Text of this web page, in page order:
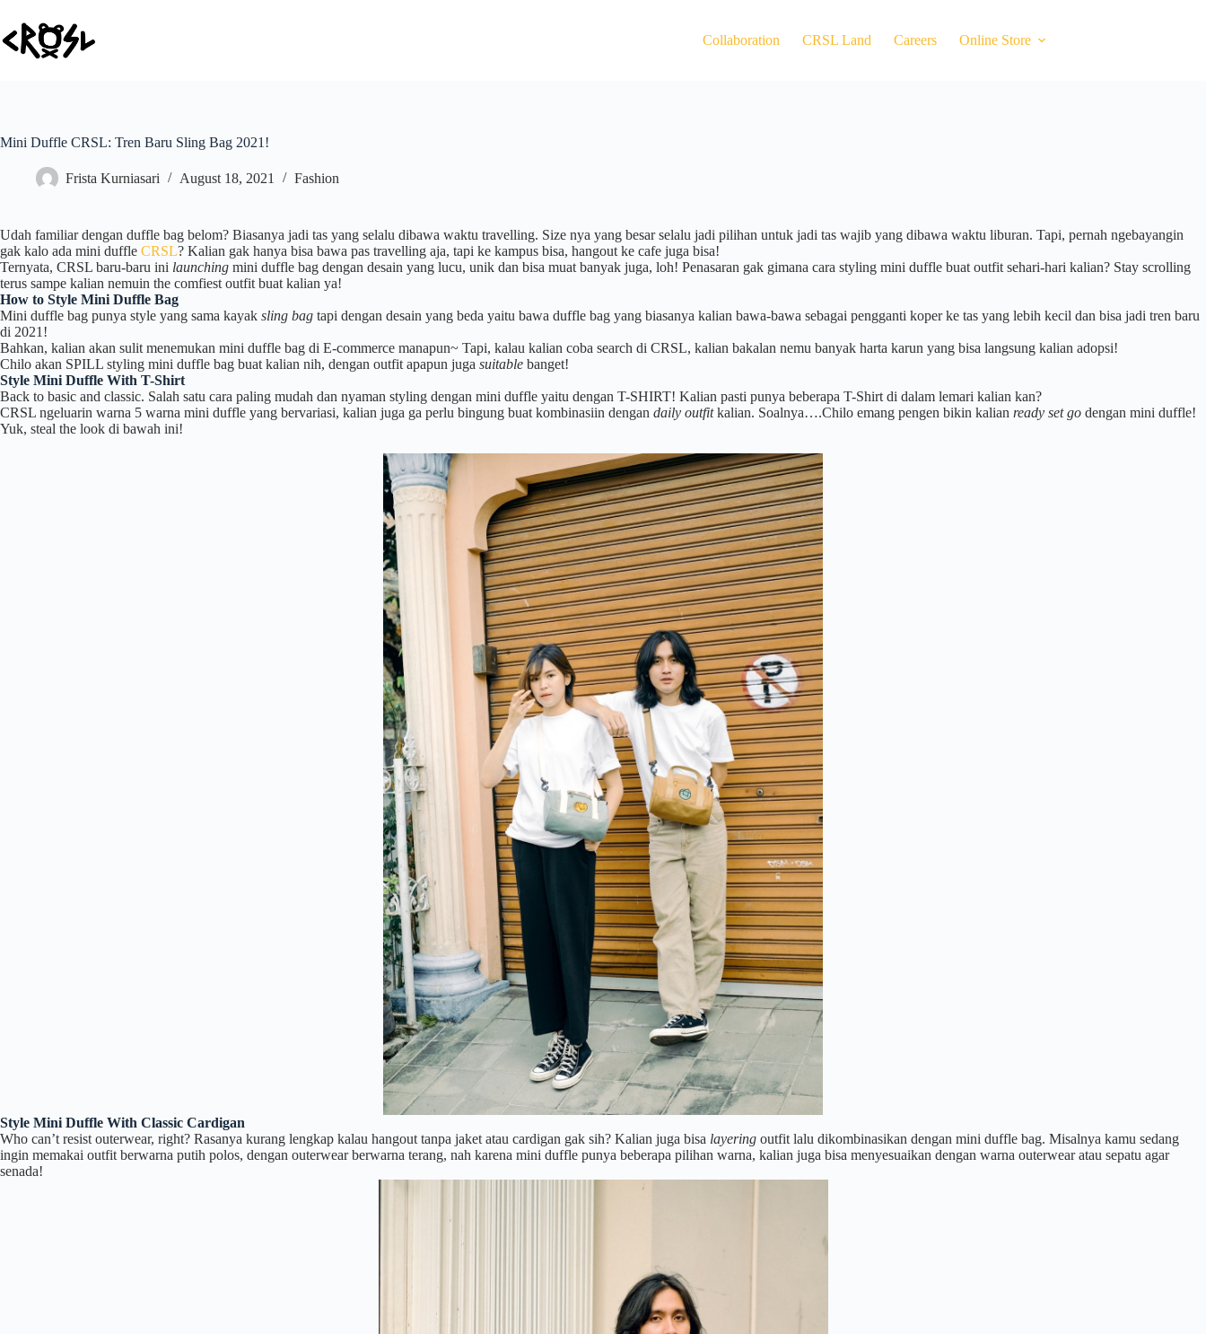
content
Collaboration CRSL Land Careers Online Store
Mini Duffle CRSL: Tren Baru Sling Bag 2021!
Frista Kurniasari August 18, 2021 Fashion
Udah familiar dengan duffle bag belom? Biasanya jadi tas yang selalu dibawa waktu travelling. Size nya yang besar selalu jadi pilihan untuk jadi tas wajib yang dibawa waktu liburan. Tapi, pernah ngebayangin
gak kalo ada mini duffle CRSL? Kalian gak hanya bisa bawa pas travelling aja, tapi ke kampus bisa, hangout ke cafe juga bisa!
Ternyata, CRSL baru-baru ini launching mini duffle bag dengan desain yang lucu, unik dan bisa muat banyak juga, loh! Penasaran gak gimana cara styling mini duffle buat outfit sehari-hari kalian? Stay scrolling
terus sampe kalian nemuin the comfiest outfit buat kalian ya!
How to Style Mini Duffle Bag
Mini duffle bag punya style yang sama kayak sling bag tapi dengan desain yang beda yaitu bawa duffle bag yang biasanya kalian bawa-bawa sebagai pengganti koper ke tas yang lebih kecil dan bisa jadi tren baru
di 2021!
Bahkan, kalian akan sulit menemukan mini duffle bag di E-commerce manapun~ Tapi, kalau kalian coba search di CRSL, kalian bakalan nemu banyak harta karun yang bisa langsung kalian adopsi!
Chilo akan SPILL styling mini duffle bag buat kalian nih, dengan outfit apapun juga suitable banget!
Style Mini Duffle With T-Shirt
Back to basic and classic. Salah satu cara paling mudah dan nyaman styling dengan mini duffle yaitu dengan T-SHIRT! Kalian pasti punya beberapa T-Shirt di dalam lemari kalian kan?
CRSL ngeluarin warna 5 warna mini duffle yang bervariasi, kalian juga ga perlu bingung buat kombinasiin dengan daily outfitkalian. Soalnya….Chilo emang pengen bikin kalian ready set go dengan mini duffle!
Yuk, steal the look di bawah ini!
Style Mini Duffle With Classic Cardigan
Who can’t resist outerwear, right? Rasanya kurang lengkap kalau hangout tanpa jaket atau cardigan gak sih? Kalian juga bisa layering outfit lalu dikombinasikan dengan mini duffle bag. Misalnya kamu sedang
ingin memakai outfit berwarna putih polos, dengan outerwear berwarna terang, nah karena mini duffle punya beberapa pilihan warna, kalian juga bisa menyesuaikan dengan warna outerwear atau sepatu agar
senada!